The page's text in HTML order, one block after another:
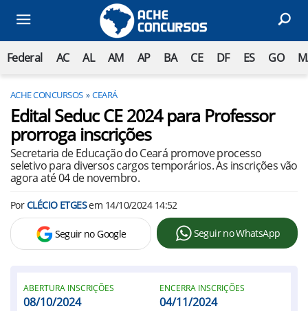
Federal AC AL AM AP BA CE DF ES GO
ACHE CONCURSOS CEARÁ
Edital Seduc CE 2024 para Professor
prorroga inscrições
Secretaria de Educação do Ceará promove processo
seletivo para diversos cargos temporários. As inscrições vão
agora até 04 de novembro.
PorCLÉCIO ETGESem 14/10/2024 14:52
Seguir no Google Seguir no WhatsApp
ABERTURA INSCRIÇÕES
08/10/2024
ENCERRA INSCRIÇÕES
04/11/2024